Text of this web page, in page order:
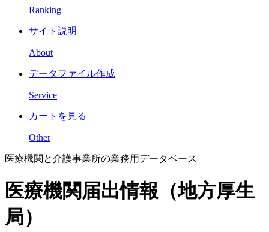
Ranking
サイト説明
About
データファイル作成
Service
カートを見る
Other
医療機関と介護事業所の業務用データベース
医療機関届出情報（地方厚生
局）